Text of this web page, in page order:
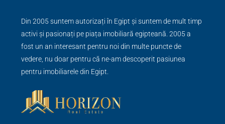
Din 2005 suntem autorizați în Egipt și suntem de mult timp
activi și pasionați pe piața imobiliară egipteană. 2005 a
fost un an interesant pentru noi din multe puncte de
vedere, nu doar pentru că ne-am descoperit pasiunea
pentru imobiliarele din Egipt.